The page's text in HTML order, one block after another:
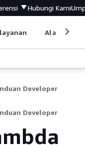
Hubungi Kami
Alat
Developer
Developer